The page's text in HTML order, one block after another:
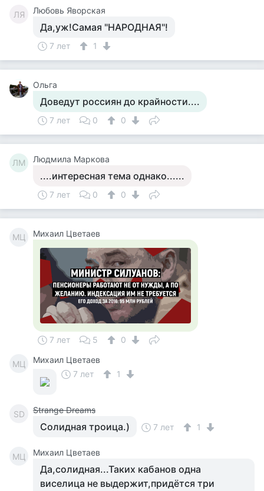
ЛЯ Любовь Яворская
Да,уж!Самая "НАРОДНАЯ"!
7 лет 1
Ольга
Доведут россиян до крайности....
7 лет 0 0
ЛМ Людмила Маркова
....интересная тема однако......
7 лет 0 0
МЦ Михаил Цветаев
7 лет 5 0
МЦ
Михаил Цветаев
7 лет
1
SD Strange Dreams
Солидная троица.) 7 лет 1
МЦ Михаил Цветаев
Да,солидная...Таких кабанов одна
виселица не выдержит,придётся три